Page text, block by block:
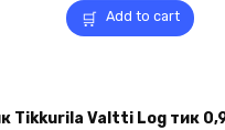
Add to cart
Tikkurila Valtti Log тик